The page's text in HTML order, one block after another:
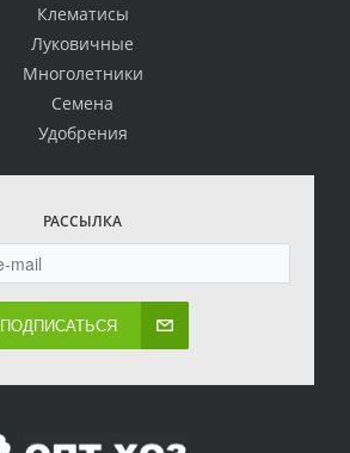
Клематисы
Луковичные
Многолетники
Семена
Удобрения
РАССЫЛКА
ПОДПИСАТЬСЯ